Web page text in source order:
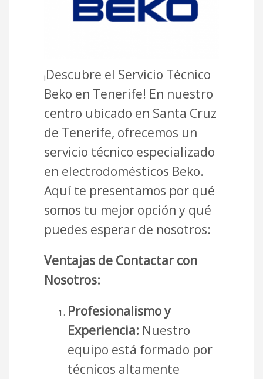
¡Descubre el Servicio Técnico
Beko en Tenerife! En nuestro
centro ubicado en Santa Cruz
de Tenerife, ofrecemos un
servicio técnico especializado
en electrodomésticos Beko.
Aquí te presentamos por qué
somos tu mejor opción y qué
puedes esperar de nosotros:
Ventajas de Contactar con
Nosotros:
Profesionalismo y
Experiencia: Nuestro
equipo está formado por
técnicos altamente